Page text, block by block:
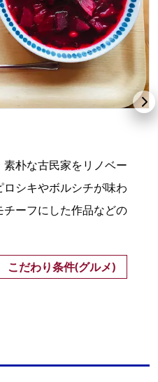
朴な古民家をリノベー
シキやボルシチが味わ
ーフにした作品などの
こだわり条件(グルメ)